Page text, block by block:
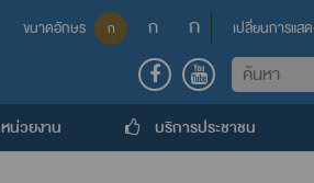
ขนาดอักษร ก ก ก เปลี่ยนการแส
ค้นหา
น่วยงาน บริการประชาชน